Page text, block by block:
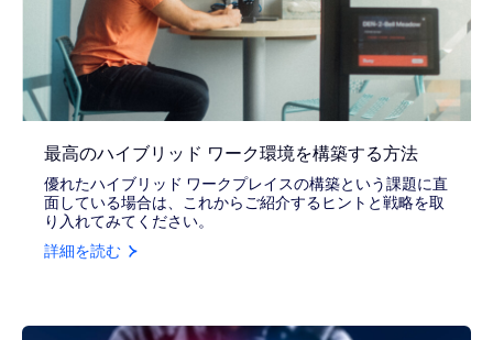
最高のハイブリッド ワーク環境を構築する方法
優れたハイブリッド ワークプレイスの構築という課題に直
面している場合は、これからご紹介するヒントと戦略を取
り入れてみてください。
詳細を読む